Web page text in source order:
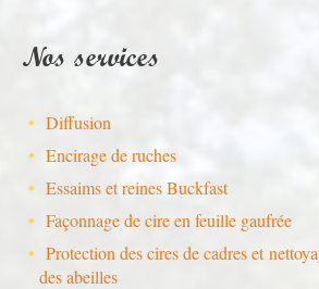
Nos services
Diffusion
Encirage de ruches
Essaims et reines Buckfast
Façonnage de cire en feuille gaufrée
Protection des cires de cadres et
des abeilles